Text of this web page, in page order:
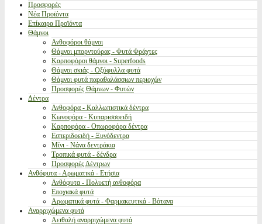
Προσφορές
Νέα Προϊόντα
Επίκαιρα Προϊόντα
Θάμνοι
Ανθοφόροι θάμνοι
Θάμνοι μπορντούρας - Φυτά Φράχτες
Καρποφόροι θάμνοι - Superfoods
Θάμνοι σκιάς - Οξύφυλλα φυτά
Θάμνοι φυτά παραθαλάσσιων περιοχών
Προσφορές Θάμνων - Φυτών
Δέντρα
Ανθοφόρα - Καλλωπιστικά δέντρα
Κωνοφόρα - Κυπαρισσοειδή
Καρποφόρα - Οπωροφόρα δέντρα
Εσπεριδοειδή - Ξυνόδεντρα
Μίνι - Νάνα δεντράκια
Τροπικά φυτά - δένδρα
Προσφορές Δέντρων
Ανθόφυτα - Αρωματικά - Ετήσια
Ανθόφυτα - Πολυετή ανθοφόρα
Εποχιακά φυτά
Αρωματικά φυτά - Φαρμακευτικά - Βότανα
Αναρριχώμενα φυτά
Αειθαλή αναρριχώμενα φυτά